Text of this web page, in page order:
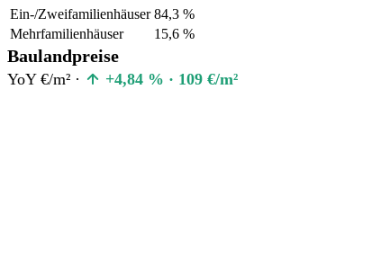
Ein-/Zweifamilienhäuser 84,3 %
Mehrfamilienhäuser
15,6 %
Baulandpreise
YoY €/m² · +4,84 % · 109 €/m²